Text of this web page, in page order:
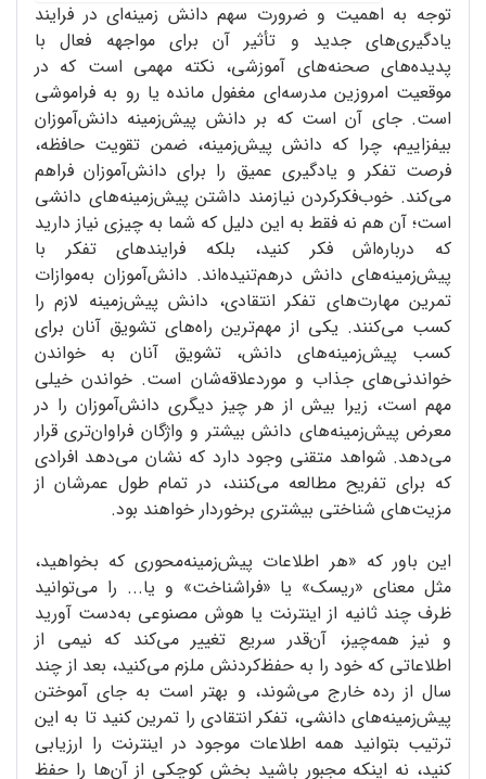
توجه به اهمیت و ضرورت سهم دانش زمینه‌ای در فرایند
یادگیری‌های جدید و تأثیر آن برای مواجهه فعال با
پدیده‌های صحنه‌های آموزشی، نکته مهمی است که در
موقعیت امروزین مدرسه‌ای مغفول مانده یا رو به فراموشی
است. جای آن است که بر دانش پیش‌زمینه دانش‌آموزان
بیفزاییم، چرا که دانش پیش‌زمینه، ضمن تقویت حافظه،
فرصت تفکر و یادگیری عمیق را برای دانش‌آموزان فراهم
می‌کند. خوب‌فکرکردن نیازمند داشتن پیش‌زمینه‌های دانشی
است؛ آن هم نه فقط به این دلیل که شما به چیزی نیاز دارید
که درباره‌اش فکر کنید، بلکه فرایندهای تفکر با
پیش‌زمینه‌های دانش درهم‌تنیده‌اند. دانش‌آموزان به‌موازات
تمرین مهارت‌های تفکر انتقادی، دانش پیش‌زمینه لازم را
کسب می‌کنند. یکی از مهم‌ترین راه‌های تشویق آنان برای
کسب پیش‌زمینه‌های دانش، تشویق آنان به خواندن
خواندنی‌های جذاب و موردعلاقه‌شان است. خواندن خیلی
مهم است، زیرا بیش از هر چیز دیگری دانش‌آموزان را در
معرض پیش‌زمینه‌های دانش بیشتر و واژگان فراوان‌تری قرار
می‌دهد. شواهد متقنی وجود دارد که نشان می‌دهد افرادی
که برای تفریح مطالعه می‌کنند، در تمام طول عمرشان از
مزیت‌های شناختی بیشتری برخوردار خواهند بود.
این باور که «هر اطلاعات پیش‌زمینه‌محوری که بخواهید،
مثل معنای «ریسک» یا «فراشناخت» و یا... را می‌توانید
ظرف چند ثانیه از اینترنت یا هوش مصنوعی به‌دست آورید
و نیز همه‌چیز، آن‌قدر سریع تغییر می‌کند که نیمی از
اطلاعاتی که خود را به حفظ‌کردنش ملزم می‌کنید، بعد از چند
سال از رده خارج می‌شوند، و بهتر است به جای آموختن
پیش‌زمینه‌های دانشی، تفکر انتقادی را تمرین کنید تا به این
ترتیب بتوانید همه اطلاعات موجود در اینترنت را ارزیابی
کنید، نه اینکه مجبور باشید بخش کوچکی از آن‌ها را حفظ